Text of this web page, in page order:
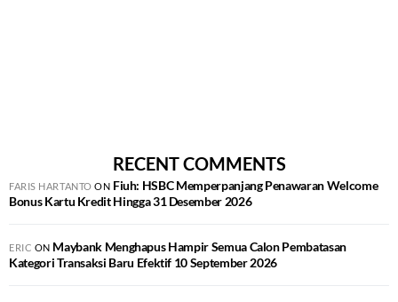
RECENT COMMENTS
FARIS HARTANTO ON Fiuh: HSBC Memperpanjang Penawaran Welcome
Bonus Kartu Kredit Hingga 31 Desember 2026
ERIC ON Maybank Menghapus Hampir Semua Calon Pembatasan
Kategori Transaksi Baru Efektif 10 September 2026